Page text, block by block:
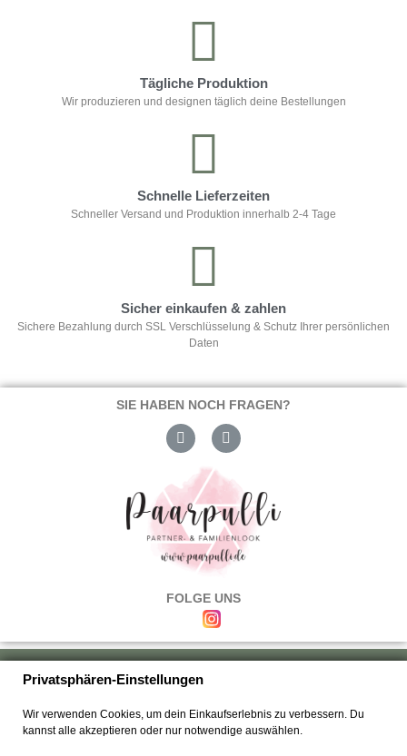
Tägliche Produktion
Wir produzieren und designen täglich deine Bestellungen
Schnelle Lieferzeiten
Schneller Versand und Produktion innerhalb 2-4 Tage
Sicher einkaufen & zahlen
Sichere Bezahlung durch SSL Verschlüsselung & Schutz Ihrer persönlichen
Daten
SIE HABEN NOCH FRAGEN?
FOLGE UNS
Über uns|Versand & Zahlung|Umtausch & Rückgabe
Kontakt
Privatsphären-Einstellungen
Wir verwenden Cookies, um dein Einkaufserlebnis zu verbessern. Du
kannst alle akzeptieren oder nur notwendige auswählen.